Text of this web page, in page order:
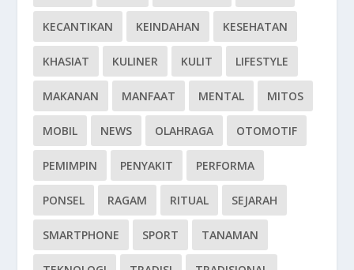
KECANTIKAN KEINDAHAN KESEHATAN
KHASIAT KULINER KULIT LIFESTYLE
MAKANAN MANFAAT MENTAL MITOS
MOBIL NEWS OLAHRAGA OTOMOTIF
PEMIMPIN PENYAKIT PERFORMA
PONSEL RAGAM RITUAL SEJARAH
SMARTPHONE SPORT TANAMAN